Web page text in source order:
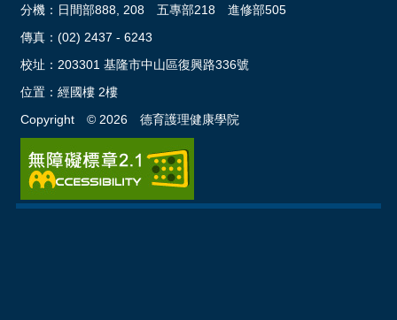
分機：日間部888, 208 五專部218 進修部505
傳真：(02) 2437 - 6243
校址： 203301 基隆市中山區復興路336號
位置： 經國樓 2樓
Copyright © 2026德育護理健康學院